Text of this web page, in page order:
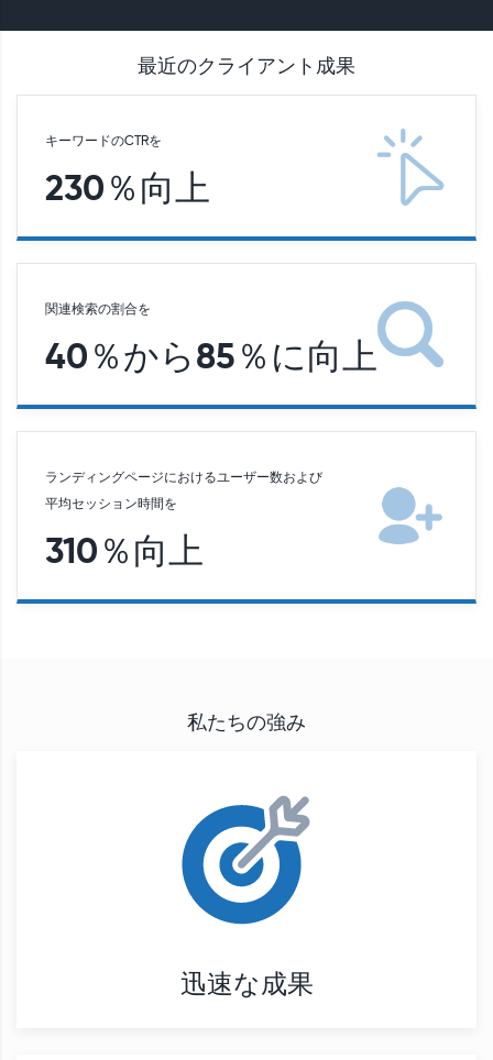
最近のクライアント成果
キーワードのCTRを
230％向上
関連検索の割合を
40％から85％に向上
ランディングページにおけるユーザー数および
平均セッション時間を
310％向上
私たちの強み
迅速な成果